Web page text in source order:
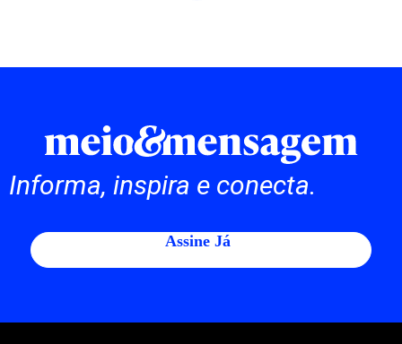
Informa, inspira e conecta.
Assine Já